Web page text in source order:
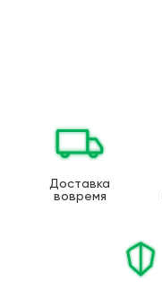
Доставка
вовремя